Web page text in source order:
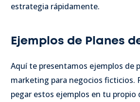
estrategia rápidamente.
Ejemplos de Planes
Aquí te presentamos ejemplos de
marketing para negocios ficticios.
pegar estos ejemplos en tu propio